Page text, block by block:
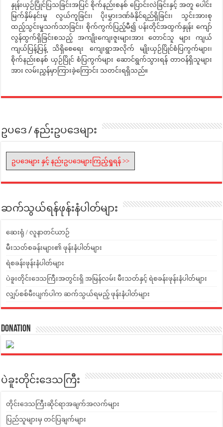
နှုန်းယှဉ်ပြိုင်ပြသခြင်းအပြင် စိုက်နည်းစနစ် ပြောင်းလဲခြင်းနှင့် အတူ ပေါင်း
မြက်နှိမ်နင်းမှု လွယ်ကူခြင်း၊ ပိုးမွှားဒဏ်ခံနိုင်ရည်ရှိခြင်း၊ သွင်းအားစု
ထည့်သွင်းမှုသက်သာခြင်း၊ စိုက်ကွက်ပြည့်မီ၍ ပန်းတိုင်အထွက်နှုန်း ကျော်
လွန်ထွက်ရှိခြင်းစသည့် အကျိုးကျေးဇူးများအား တောင်သူ များ ကျယ်
ကျယ်ပြန့်ပြန့် သိရှိစေရေး ကျေးရွာအလိုက် မျိုးယှဉ်ပြိုင်စံပြကွက်များ၊
စိုက်နည်းစနစ် ယှဉ်ပြိုင် စံပြကွက်များ ဆောင်ရွက်သွားရန် တာဝန်ရှိသူများ
အား လမ်းညွှန်မှာကြားခဲ့ကြောင်း သတင်းရရှိသည်။
ဥပဒေ / နည်းဥပဒေများ
ဥပဒေများ နှင့် နည်းဥပဒေများကြည့်ရှုရန် >>
ဆက်သွယ်ရန်ဖုန်းနံပါတ်များ
ဆေးရုံ / လူနာတင်ယာဉ်
မီးသတ်စခန်းများ၏ ဖုန်းနံပါတ်များ
ရဲစခန်းဖုန်းနံပါတ်များ
ပဲခူးတိုင်းဒေသကြီးအတွင်းရှိ အမြန်လမ်း မီးသတ်နှင့် ရဲစခန်းဖုန်းနံပါတ်များ
လျှပ်စစ်မီးပျက်ပါက ဆက်သွယ်ရမည့် ဖုန်းနံပါတ်များ
Donation
ပဲခူးတိုင်းဒေသကြီး
တိုင်းဒေသကြီးဆိုင်ရာအချက်အလက်များ
ပြည်သူများမှ တင်ပြချက်များ